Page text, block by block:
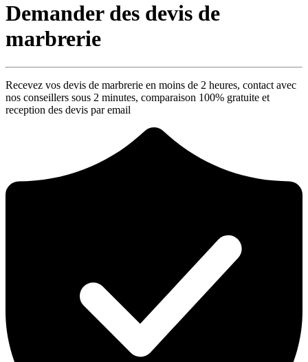
Demander des devis de
marbrerie
Recevez vos devis de marbrerie en moins de 2 heures, contact avec
nos conseillers sous 2 minutes, comparaison 100% gratuite et
reception des devis par email